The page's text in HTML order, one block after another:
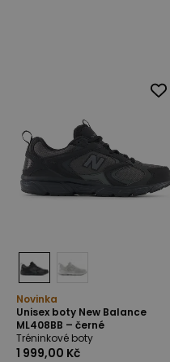
Novinka
Unisex boty New Balance
ML408BB – černé
Tréninkové boty
1 999,00 Kč